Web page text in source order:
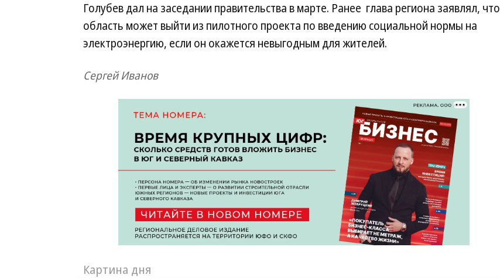
Голубев дал на заседании правительства в марте. Ранее глава региона заявлял, что
область может выйти из пилотного проекта по введению социальной нормы на
электроэнергию, если он окажется невыгодным для жителей.
Сергей Иванов
Картина дня